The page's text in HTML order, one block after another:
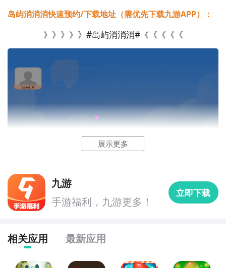
岛屿消消消快速预约/下载地址（需优先下载九游APP）：
》》》》》#岛屿消消消#《《《《《
展示更多
九游
手游福利，九游更多！
立即下载
相关应用 最新应用